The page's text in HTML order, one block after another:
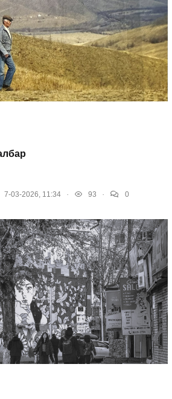
7-03-2026, 11:34 . 93 . 0